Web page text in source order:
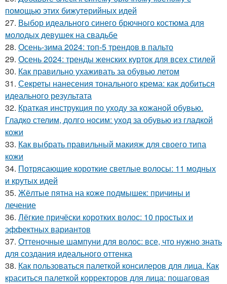
помощью этих бижутерийных идей
27. Выбор идеального синего брючного костюма для
молодых девушек на свадьбе
28. Осень-зима 2024: топ-5 трендов в пальто
29. Осень 2024: тренды женских курток для всех стилей
30. Как правильно ухаживать за обувью летом
31. Секреты нанесения тонального крема: как добиться
идеального результата
32. Краткая инструкция по уходу за кожаной обувью.
Гладко стелим, долго носим: уход за обувью из гладкой
кожи
33. Как выбрать правильный макияж для своего типа
кожи
34. Потрясающие короткие светлые волосы: 11 модных
и крутых идей
35. Жёлтые пятна на коже подмышек: причины и
лечение
36. Лёгкие причёски коротких волос: 10 простых и
эффектных вариантов
37. Оттеночные шампуни для волос: все, что нужно знать
для создания идеального оттенка
38. Как пользоваться палеткой консилеров для лица. Как
краситься палеткой корректоров для лица: пошаговая